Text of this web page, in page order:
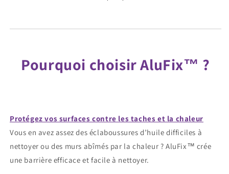
Pourquoi choisir AluFix™ ?
Protégez vos surfaces contre les taches et la chaleur
Vous en avez assez des éclaboussures d’huile difficiles à
nettoyer ou des murs abîmés par la chaleur ? AluFix™ crée
une barrière efficace et facile à nettoyer.